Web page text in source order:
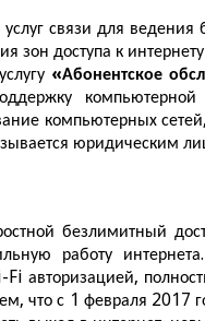
связи для
зон доступа к
«Абонентское
компьютерных
юридическим
безлимитный
работу
авторизацией,
с 1 февраля 2017